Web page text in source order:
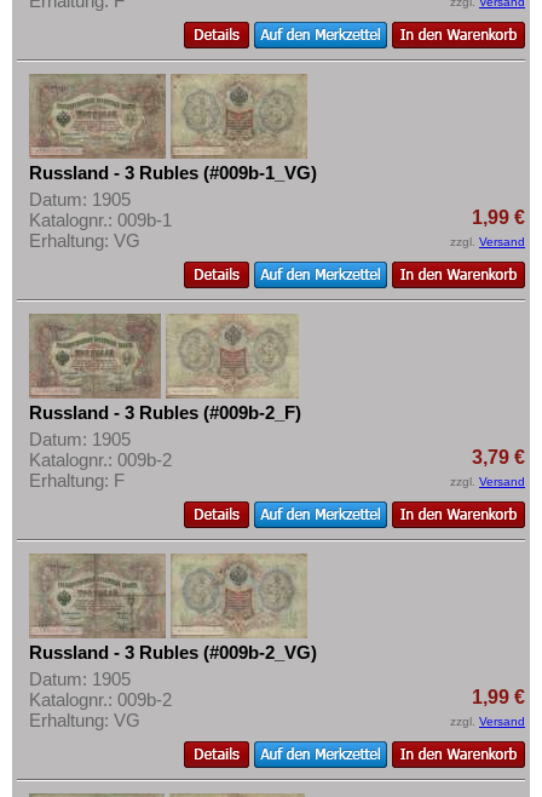
Spanien
Spitzbergen
Tatarstan
Transnistrien
Tschechische Republik
Tschechoslowakei
Ukraine
Ungarn
Vatikan
Weissrussland
Zypern
Mehr über...
Zahlungsbedingungen
Privatsphäre und Datenschutz
Widerrufsbelehrung
Liefer- und Versandkosten
AGB
Impressum
Russland - 3 Rubles (#009b-1_VG)
Datum: 1905
Katalognr.: 009b-1
Erhaltung: VG
1,99 €
zzgl. Versand
Russland - 3 Rubles (#009b-2_F)
Datum: 1905
Katalognr.: 009b-2
Erhaltung: F
3,79 €
zzgl. Versand
Russland - 3 Rubles (#009b-2_VG)
Datum: 1905
Katalognr.: 009b-2
Erhaltung: VG
1,99 €
zzgl. Versand